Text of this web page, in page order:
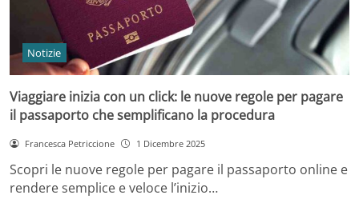
Notizie
Viaggiare inizia con un click: le nuove regole per pagare
il passaporto che semplificano la procedura
Francesca Petriccione 1 Dicembre 2025
Scopri le nuove regole per pagare il passaporto online e
rendere semplice e veloce l’inizio…